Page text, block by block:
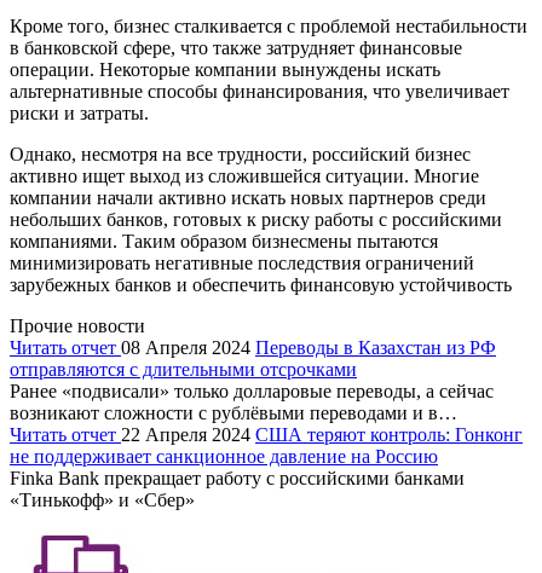
Кроме того, бизнес сталкивается с проблемой нестабильности
в банковской сфере, что также затрудняет финансовые
операции. Некоторые компании вынуждены искать
альтернативные способы финансирования, что увеличивает
риски и затраты.
Однако, несмотря на все трудности, российский бизнес
активно ищет выход из сложившейся ситуации. Многие
компании начали активно искать новых партнеров среди
небольших банков, готовых к риску работы с российскими
компаниями. Таким образом бизнесмены пытаются
минимизировать негативные последствия ограничений
зарубежных банков и обеспечить финансовую устойчивость
Прочие новости
Читать отчет 08 Апреля 2024 Переводы в Казахстан из РФ
отправляются с длительными отсрочками
Ранее «подвисали» только долларовые переводы, а сейчас
возникают сложности с рублёвыми переводами и в…
Читать отчет 22 Апреля 2024 США теряют контроль: Гонконг
не поддерживает санкционное давление на Россию
Finka Bank прекращает работу с российскими банками
«Тинькофф» и «Сбер»